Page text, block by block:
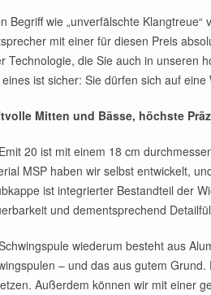
Begriff wie „unverfälschte
mit einer für diesen Preis
Technologie, die Sie auch in unseren
eines ist sicher: Sie dürfen sich auf
Mitten und Bässe, höchste
20 ist mit einem 18 cm
MSP haben wir selbst entwickelt,
ist integrierter Bestandteil der
und dementsprechend
wiederum besteht aus
– und das aus gutem
Außerdem können wir mit einer